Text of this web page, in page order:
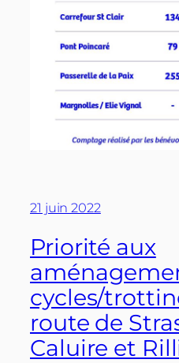
21 juin 2022
Priorité aux
cycles/
route de
Caluire et